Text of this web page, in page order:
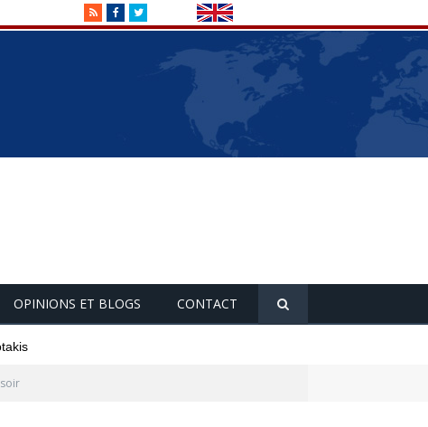
RSSFacebookTwitter
OPINIONS ET BLOGS CONTACT